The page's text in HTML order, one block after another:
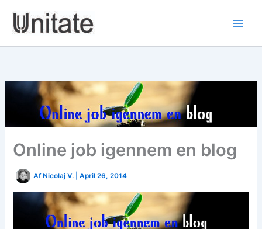
content
Online job igennem en blog
Af Nicolaj V. |April 26, 2014